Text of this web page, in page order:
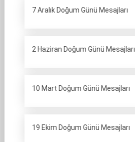
7 Aralık Doğum Günü Mesajları
2 Haziran Doğum Günü Mesajları
10 Mart Doğum Günü Mesajları
19 Ekim Doğum Günü Mesajları